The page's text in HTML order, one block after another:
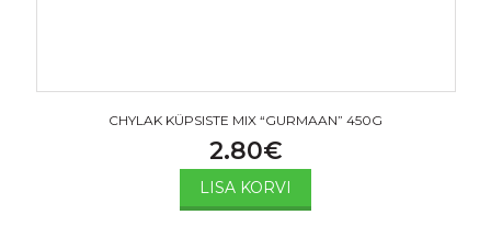
CHYLAK KÜPSISTE MIX “GURMAAN” 450G
2.80€
LISA KORVI